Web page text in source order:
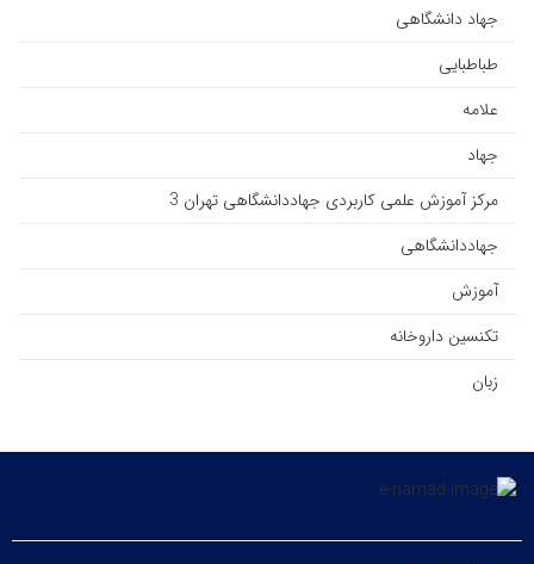
جهاد دانشگاهی
طباطبایی
علامه
جهاد
مرکز آموزش علمی کاربردی جهاددانشگاهی تهران 3
جهاددانشگاهی
آموزش
تکنسین داروخانه
زبان